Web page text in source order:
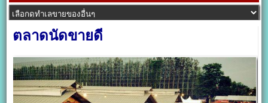
ตลาดนัดขายดี